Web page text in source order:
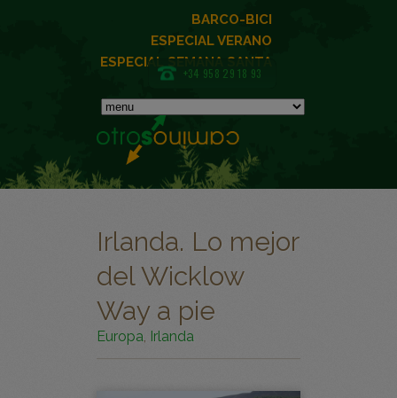
BARCO-BICI
ESPECIAL VERANO
ESPECIAL SEMANA SANTA
+34 958 29 18 93
Irlanda. Lo mejor
del Wicklow
Way a pie
Europa Irlanda